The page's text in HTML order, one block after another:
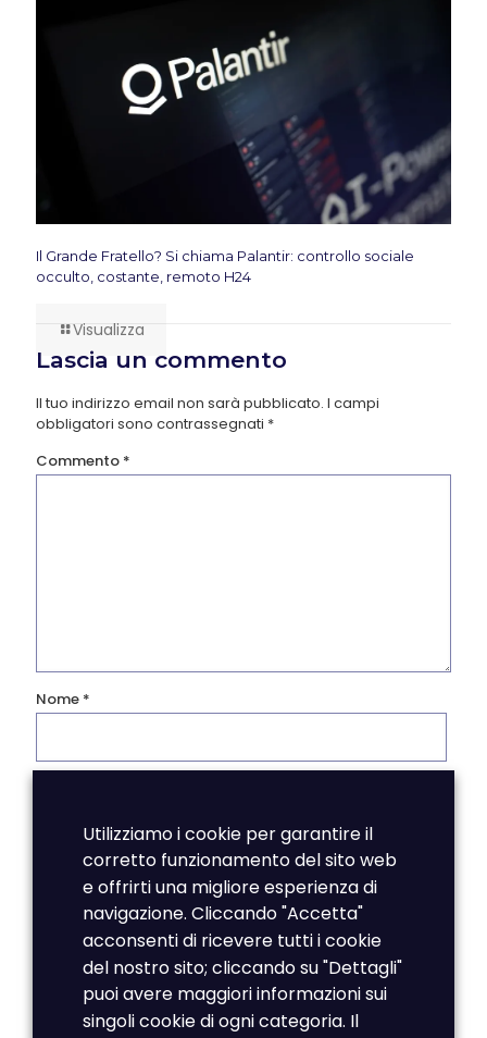
Il Grande Fratello? Si chiama Palantir: controllo sociale
occulto, costante, remoto H24
Visualizza
Lascia un commento
Il tuo indirizzo email non sarà pubblicato. I campi
obbligatori sono contrassegnati *
Commento *
Nome *
Salva il mio nome, email e sito web in questo browser
per la prossima volta che commento.
Utilizziamo i cookie per garantire il
corretto funzionamento del sito web
e offrirti una migliore esperienza di
navigazione. Cliccando "Accetta"
acconsenti di ricevere tutti i cookie
del nostro sito; cliccando su "Dettagli"
puoi avere maggiori informazioni sui
singoli cookie di ogni categoria. Il